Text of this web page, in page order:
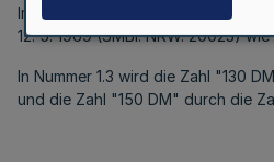
Im Einvernehmen mit dem
12. 5. 1969 (SMBl. NRW. 20023)
In Nummer 1.3 wird die Zahl "130
und die Zahl "150 DM" durch die